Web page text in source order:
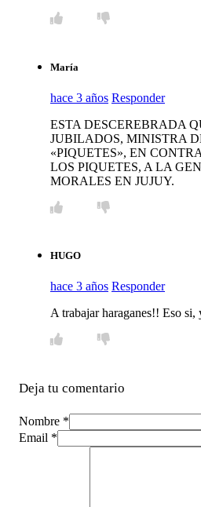
María
hace 3 años Responder
ESTA DESCEREBRADA
JUBILADOS, MINISTRA
«PIQUETES», EN
LOS PIQUETES, A LA
MORALES EN JUJUY.
HUGO
hace 3 años Responder
A trabajar haraganes!! Eso
Deja tu comentario
Nombre *
Email *